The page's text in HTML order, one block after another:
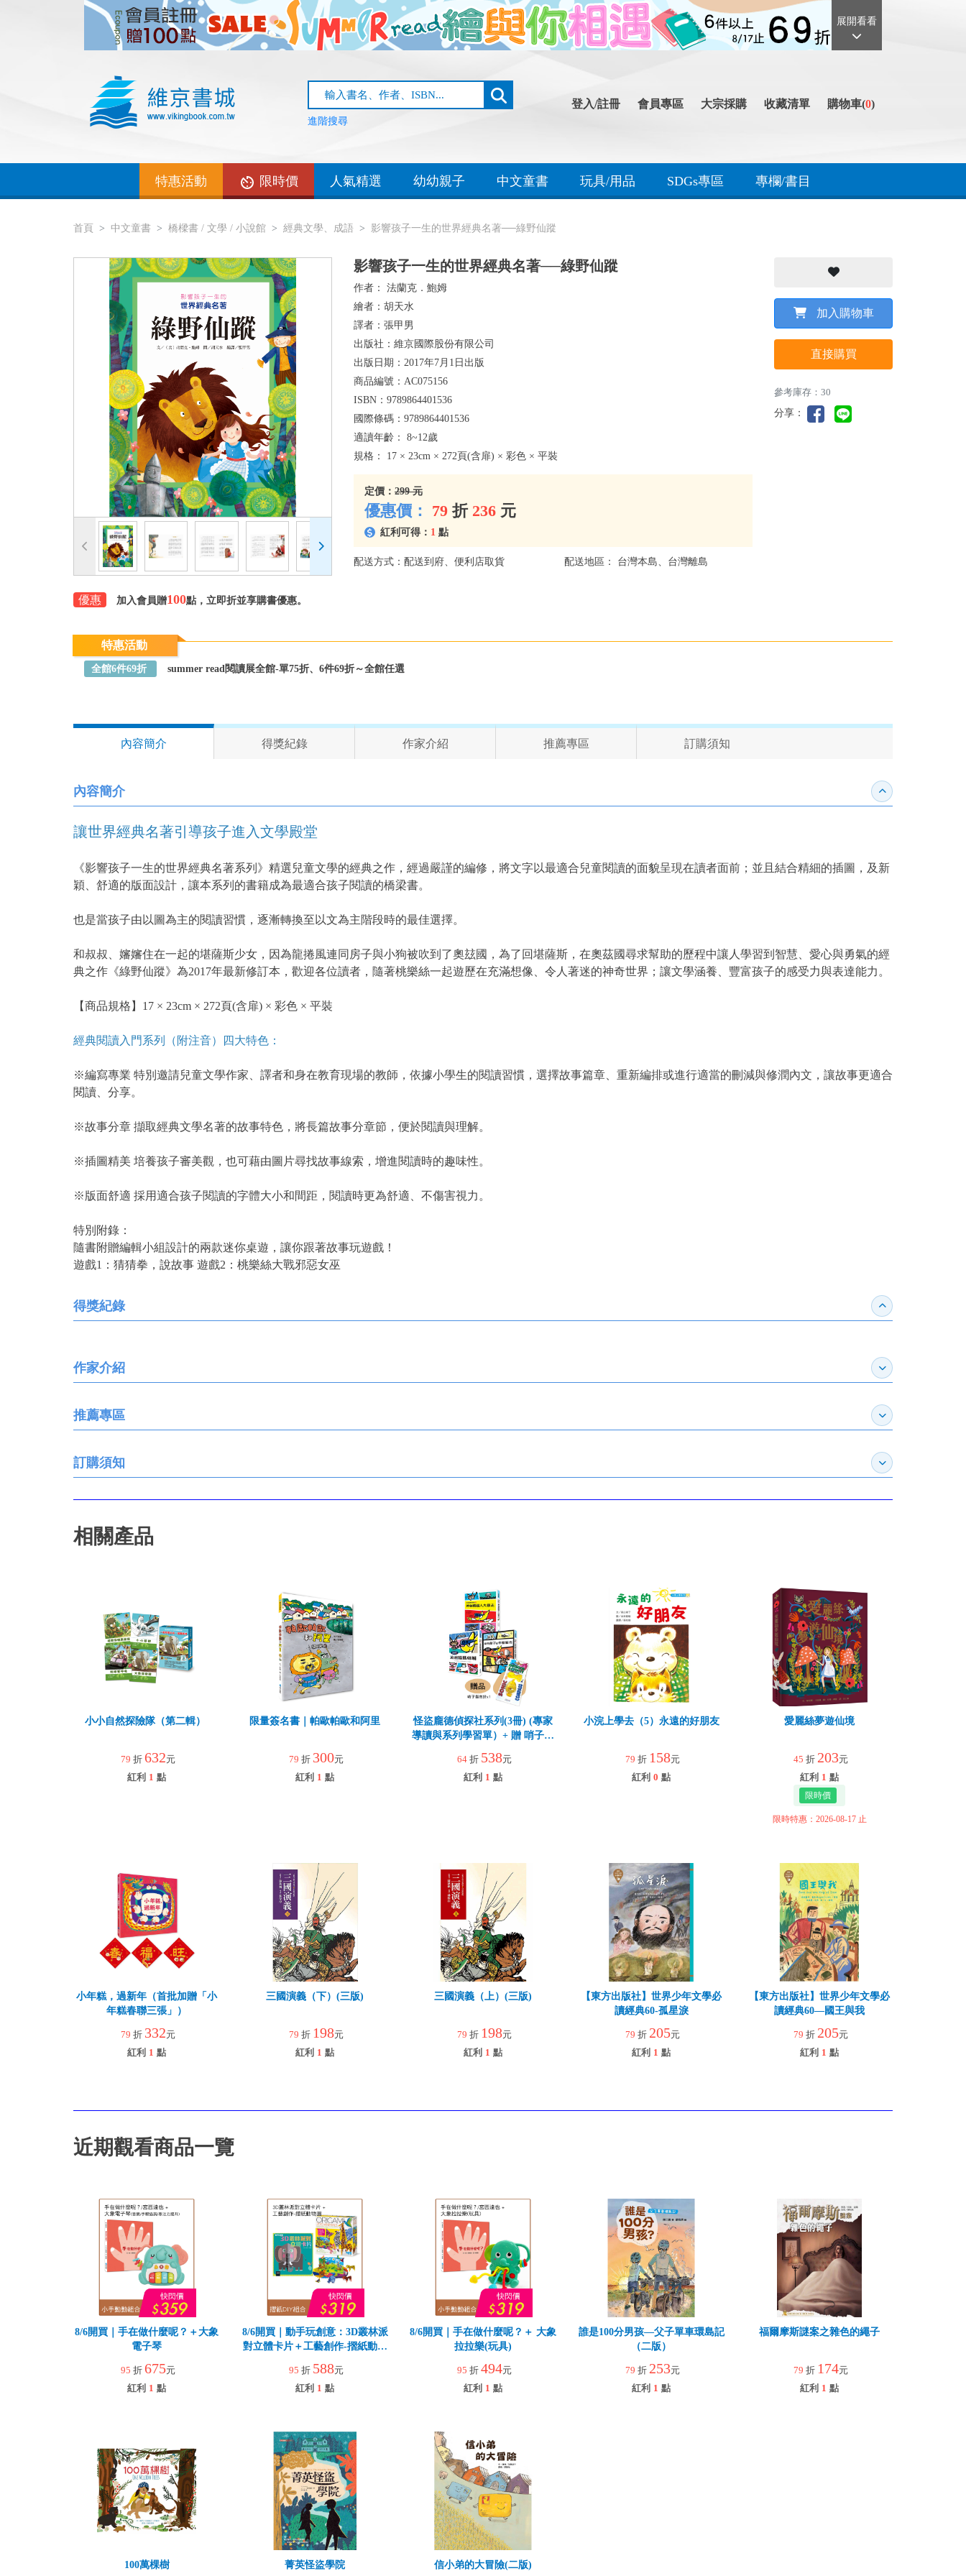
展開看看
進階搜尋
登入/註冊 會員專區 大宗採購 收藏清單 購物車(0)
特惠活動 限時價 人氣精選 幼幼親子 中文童書 玩具/用品 SDGs專區 專欄/書目
首頁 中文童書 橋樑書 / 文學 / 小說館 經典文學、成語 影響孩子一生的世界經典名著──綠野仙蹤
優惠 加入會員贈100點，立即折並享購書優惠。
影響孩子一生的世界經典名著──綠野仙蹤
作者： 法蘭克．鮑姆
繪者： 胡天水
譯者： 張甲男
出版社： 維京國際股份有限公司
出版日期： 2017年7月1日出版
商品編號： AC075156
ISBN： 9789864401536
國際條碼： 9789864401536
適讀年齡： 8~12歲
規格： 17 × 23cm × 272頁(含扉) × 彩色 × 平裝
定價： 299 元
優惠價： 79 折 236 元
紅利可得： 1 點
配送方式：配送到府、便利店取貨 配送地區： 台灣本島、台灣離島
加入購物車
直接購買
參考庫存：30
分享：
特惠活動
全館6件69折 summer read閱讀展全館-單75折、6件69折～全館任選
內容簡介 得獎紀錄 作家介紹 推薦專區 訂購須知
內容簡介 收合內容簡介
讓世界經典名著引導孩子進入文學殿堂
《影響孩子一生的世界經典名著系列》精選兒童文學的經典之作，經過嚴謹的編修，將文字以最適合兒童閱讀的面貌呈現在讀者面前；並且結合精細的插圖，及新
穎、舒適的版面設計，讓本系列的書籍成為最適合孩子閱讀的橋梁書。
也是當孩子由以圖為主的閱讀習慣，逐漸轉換至以文為主階段時的最佳選擇。
和叔叔、嬸嬸住在一起的堪薩斯少女，因為龍捲風連同房子與小狗被吹到了奧玆國，為了回堪薩斯，在奧茲國尋求幫助的歷程中讓人學習到智慧、愛心與勇氣的經
典之作《綠野仙蹤》為2017年最新修訂本，歡迎各位讀者，隨著桃樂絲一起遊歷在充滿想像、令人著迷的神奇世界；讓文學涵養、豐富孩子的感受力與表達能力。
【商品規格】17 × 23cm × 272頁(含扉) × 彩色 × 平裝
經典閱讀入門系列（附注音）四大特色：
※編寫專業 特別邀請兒童文學作家、譯者和身在教育現場的教師，依據小學生的閱讀習慣，選擇故事篇章、重新編排或進行適當的刪減與修潤內文，讓故事更適合
閱讀、分享。
※故事分章 擷取經典文學名著的故事特色，將長篇故事分章節，便於閱讀與理解。
※插圖精美 培養孩子審美觀，也可藉由圖片尋找故事線索，增進閱讀時的趣味性。
※版面舒適 採用適合孩子閱讀的字體大小和間距，閱讀時更為舒適、不傷害視力。
特別附錄：
隨書附贈編輯小組設計的兩款迷你桌遊，讓你跟著故事玩遊戲！
遊戲1：猜猜拳，說故事 遊戲2：桃樂絲大戰邪惡女巫
得獎紀錄 收合得獎紀錄
作家介紹 展開作家介紹
推薦專區 展開推薦專區
訂購須知 展開訂購須知
相關產品
小小自然探險隊（第二輯）
79 折 632元
紅利 1 點
限量簽名書｜帕歐帕歐和阿里
79 折 300元
紅利 1 點
怪盜龐德偵探社系列(3冊) (專家
導讀與系列學習單）+ 贈 哨子指
64 折 538元
紅利 1 點
小浣上學去（5）永遠的好朋友
79 折 158元
紅利 0 點
愛麗絲夢遊仙境
45 折 203元
紅利 1 點
限時特惠：2026-08-17 止
小年糕，過新年（首批加贈「小
年糕春聯三張」）
79 折 332元
紅利 1 點
三國演義（下）(三版)
79 折 198元
紅利 1 點
三國演義（上）(三版)
79 折 198元
紅利 1 點
【東方出版社】世界少年文學必
讀經典60-孤星淚
79 折 205元
紅利 1 點
【東方出版社】世界少年文學必
讀經典60—國王與我
79 折 205元
紅利 1 點
近期觀看商品一覽
8/6開買｜手在做什麼呢？＋大象
電子琴
95 折 675元
紅利 1 點
8/6開買｜動手玩創意：3D叢林派
對立體卡片＋工藝創作-摺紙動物
95 折 588元
紅利 1 點
8/6開買｜手在做什麼呢？＋ 大象
拉拉樂(玩具)
95 折 494元
紅利 1 點
誰是100分男孩—父子單車環島記
（二版）
79 折 253元
紅利 1 點
福爾摩斯謎案之雜色的繩子
79 折 174元
紅利 1 點
100萬棵樹 菁英怪盜學院 信小弟的大冒險(二版)